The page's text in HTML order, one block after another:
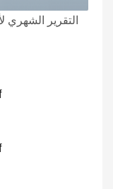
التقرير الشهري